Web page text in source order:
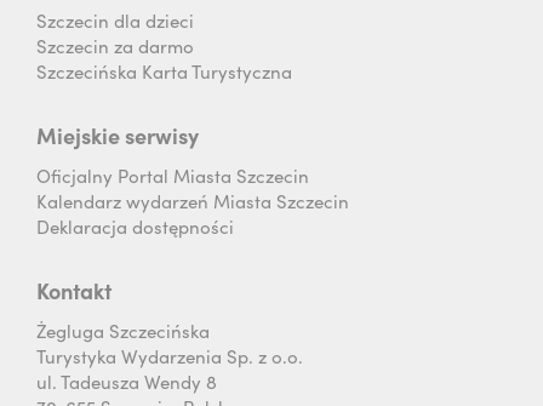
Szczecin dla dzieci
Szczecin za darmo
Szczecińska Karta Turystyczna
Miejskie serwisy
Oficjalny Portal Miasta Szczecin
Kalendarz wydarzeń Miasta Szczecin
Deklaracja dostępności
Kontakt
Żegluga Szczecińska
Turystyka Wydarzenia Sp. z o.o.
ul. Tadeusza Wendy 8